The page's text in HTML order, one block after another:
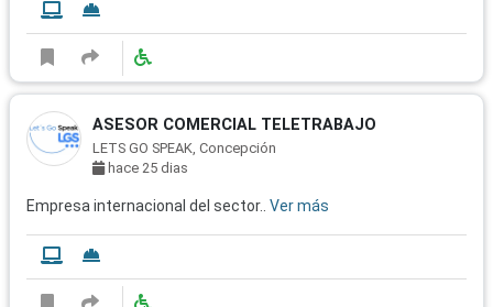
ASESOR COMERCIAL TELETRABAJO
LETS GO SPEAK, Concepción
hace 25 dias
Empresa internacional del sector.. Ver más